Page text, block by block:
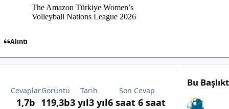
Alıntı
Cevaplar
1,7b
Görüntü
119,3b
Tarih
3 yıl3 yıl
Son Cevap
6 saat 6 saat
Bu